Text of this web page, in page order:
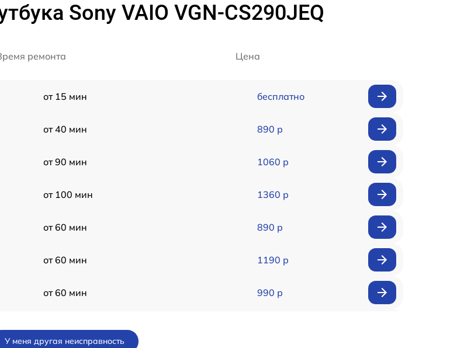
Sony VAIO VGN-CS290JEQ
ремонта Цена
от 15 мин бесплатно
от 40 мин 890 р
от 90 мин 1060 р
от 100 мин 1360 р
от 60 мин 890 р
от 60 мин 1190 р
от 60 мин 990 р
У меня другая неисправность